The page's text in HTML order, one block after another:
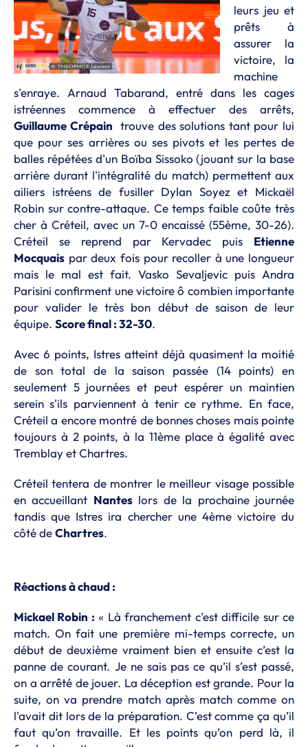
leurs jeu et
prêts à
assurer la
victoire, la
machine
s'enraye. Arnaud Tabarand, entré dans les cages
istréennes commence à effectuer des arrêts,
Guillaume Crépain trouve des solutions tant pour lui
que pour ses arrières ou ses pivots et les pertes de
balles répétées d'un Boïba Sissoko (jouant sur la base
arrière durant l'intégralité du match) permettent aux
ailiers istréens de fusiller Dylan Soyez et Mickaël
Robin sur contre-attaque. Ce temps faible coûte très
cher à Créteil, avec un 7-0 encaissé (55ème, 30-26).
Créteil se reprend par Kervadec puis Etienne
Mocquais par deux fois pour recoller à une longueur
mais le mal est fait. Vasko Sevaljevic puis Andra
Parisini confirment une victoire ô combien importante
pour valider le très bon début de saison de leur
équipe. Score final : 32-30.
Avec 6 points, Istres atteint déjà quasiment la moitié
de son total de la saison passée (14 points) en
seulement 5 journées et peut espérer un maintien
serein s'ils parviennent à tenir ce rythme. En face,
Créteil a encore montré de bonnes choses mais pointe
toujours à 2 points, à la 11ème place à égalité avec
Tremblay et Chartres.
Créteil tentera de montrer le meilleur visage possible
en accueillant Nanteslors de la prochaine journée
tandis que Istres ira chercher une 4ème victoire du
côté deChartres.
Réactions à chaud :
Mickael Robin : « Là franchement c’est difficile sur ce
match. On fait une première mi-temps correcte, un
début de deuxième vraiment bien et ensuite c’est la
panne de courant. Je ne sais pas ce qu’il s’est passé,
on a arrêté de jouer. La déception est grande. Pour la
suite, on va prendre match après match comme on
l'avait dit lors de la préparation. C’est comme ça qu’il
faut qu’on travaille. Et les points qu’on perd là, il